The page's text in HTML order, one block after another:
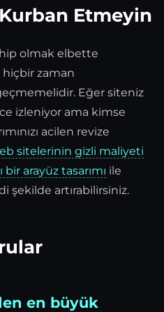
Etmeyin
olmak elbette
zaman
Eğer siteniz
izleniyor ama kimse
acilen revize
sitelerinin gizli maliyeti
bir arayüz tasarımı ile
şekilde artırabilirsiniz.
en büyük